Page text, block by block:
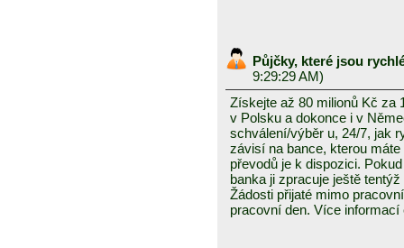
Půjčky, které jsou
9:29:29 AM)
Získejte až 80 milionů Kč za
v Polsku a dokonce i v
schválení/výběr u, 24/7, jak
závisí na bance, kterou
převodů je k dispozici.
banka ji zpracuje ještě tentýž
Žádosti přijaté mimo
pracovní den. Více